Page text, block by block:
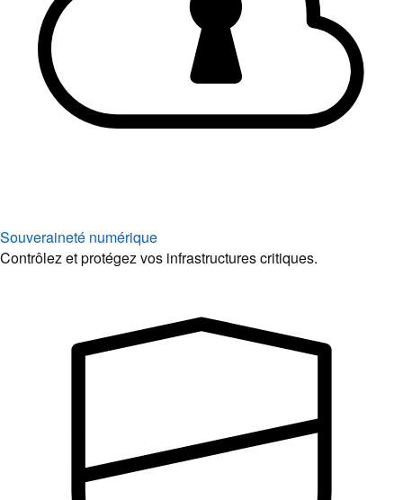
Souveraineté numérique
Contrôlez et protégez vos infrastructures critiques.